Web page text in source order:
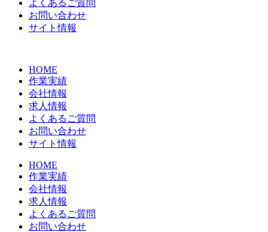
よくあるご質問
お問い合わせ
サイト情報
HOME
作業実績
会社情報
求人情報
よくあるご質問
お問い合わせ
サイト情報
HOME
作業実績
会社情報
求人情報
よくあるご質問
お問い合わせ